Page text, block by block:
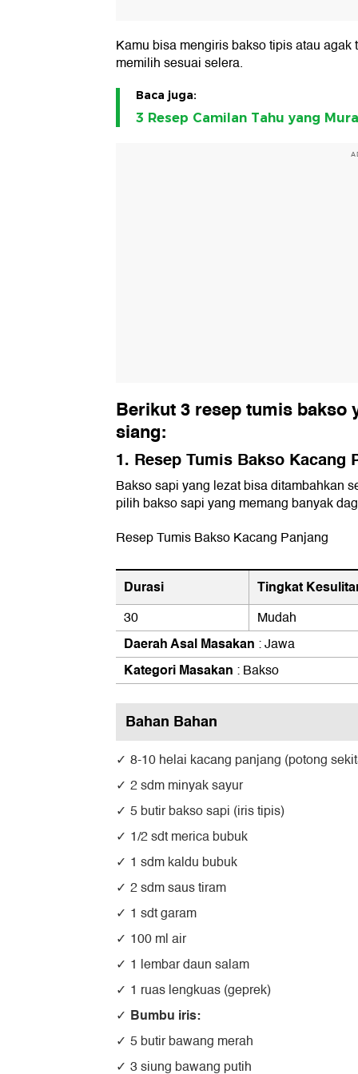
Kamu bisa mengiris bakso tipis atau
memilih sesuai selera.
Baca juga:
3 Resep Camilan Tahu yang
Berikut 3 resep tumis bakso
siang:
1. Resep Tumis Bakso Kacang
Bakso sapi yang lezat bisa ditambahkan
pilih bakso sapi yang memang banyak
Resep Tumis Bakso Kacang Panjang
Durasi Tingkat
30 Mudah
Daerah Asal Masakan : Jawa
Kategori Masakan : Bakso
Bahan Bahan
8-10 helai kacang panjang (potong
2 sdm minyak sayur
5 butir bakso sapi (iris tipis)
1/2 sdt merica bubuk
1 sdm kaldu bubuk
2 sdm saus tiram
1 sdt garam
100 ml air
1 lembar daun salam
1 ruas lengkuas (geprek)
Bumbu iris:
5 butir bawang merah
3 siung bawang putih